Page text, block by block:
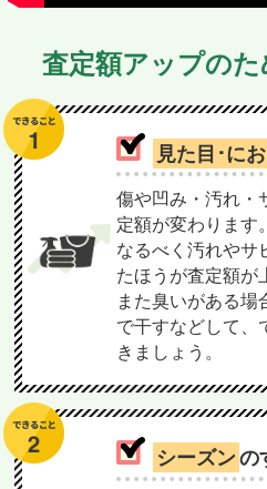
査定額アップの
見た目･に
傷や凹み・汚れ・
定額が変わります。
なるべく汚れやサ
たほうが査定額が
また臭いがある場
で干すなどして、
きましょう。
シーズンの